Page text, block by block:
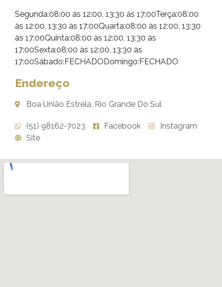
Segunda:08:00 às 12:00, 13:30 às 17:00Terça:08:00
às 12:00, 13:30 às 17:00Quarta:08:00 às 12:00, 13:30
às 17:00Quinta:08:00 às 12:00, 13:30 às
17:00Sexta:08:00 às 12:00, 13:30 às
17:00Sábado:FECHADODomingo:FECHADO
Endereço
Boa União Estrela, Rio Grande Do Sul
(51) 98162-7023 Facebook
Instagram
Site